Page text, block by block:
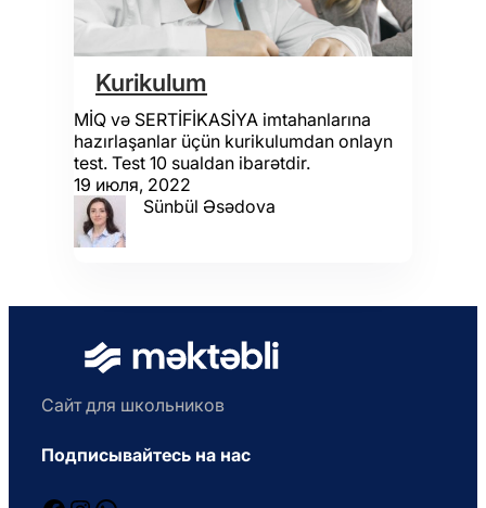
Kurikulum
MİQ və SERTİFİKASİYA imtahanlarına
hazırlaşanlar üçün kurikulumdan onlayn
test. Test 10 sualdan ibarətdir.
19 июля, 2022
Sünbül Əsədova
Сайт для школьников
Подписывайтесь на нас